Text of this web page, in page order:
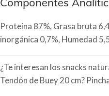
Proteína 87%, Grasa bruta
inorgánica 0,7%, Humedad
¿Te interesan los snacks
Tendón de Buey 20 cm?